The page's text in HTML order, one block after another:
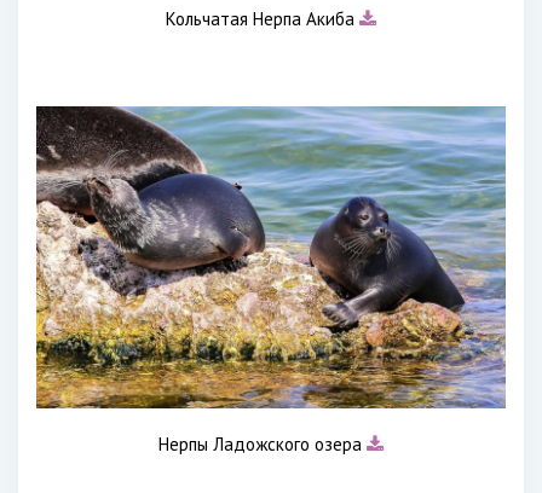
Кольчатая Нерпа Акиба
Нерпы Ладожского озера